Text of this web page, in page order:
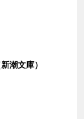
潮文庫）